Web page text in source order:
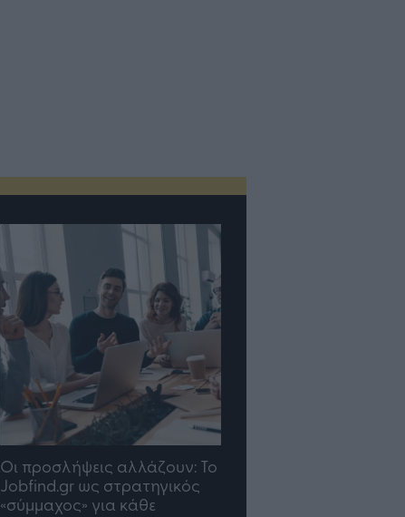
Οι προσλήψεις αλλάζουν: To
Jobfind.gr ως στρατηγικός
«σύμμαχος» για κάθε